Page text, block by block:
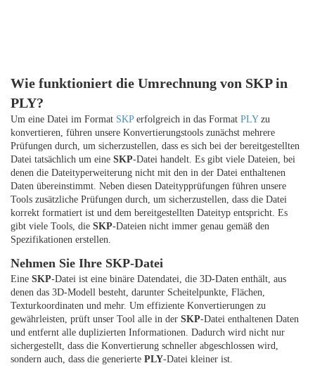
Wie funktioniert die Umrechnung von SKP in
PLY?
Um eine Datei im Format SKPerfolgreich in das Format PLYzu
konvertieren, führen unsere Konvertierungstools zunächst mehrere
Prüfungen durch, um sicherzustellen, dass es sich bei der bereitgestellten
Datei tatsächlich um eine SKP-Datei handelt. Es gibt viele Dateien, bei
denen die Dateityperweiterung nicht mit den in der Datei enthaltenen
Daten übereinstimmt. Neben diesen Dateitypprüfungen führen unsere
Tools zusätzliche Prüfungen durch, um sicherzustellen, dass die Datei
korrekt formatiert ist und dem bereitgestellten Dateityp entspricht. Es
gibt viele Tools, die SKP-Dateien nicht immer genau gemäß den
Spezifikationen erstellen.
Nehmen Sie Ihre SKP-Datei
Eine SKP-Datei ist eine binäre Datendatei, die 3D-Daten enthält, aus
denen das 3D-Modell besteht, darunter Scheitelpunkte, Flächen,
Texturkoordinaten und mehr. Um effiziente Konvertierungen zu
gewährleisten, prüft unser Tool alle in der SKP-Datei enthaltenen Daten
und entfernt alle duplizierten Informationen. Dadurch wird nicht nur
sichergestellt, dass die Konvertierung schneller abgeschlossen wird,
sondern auch, dass die generierte PLY-Datei kleiner ist.